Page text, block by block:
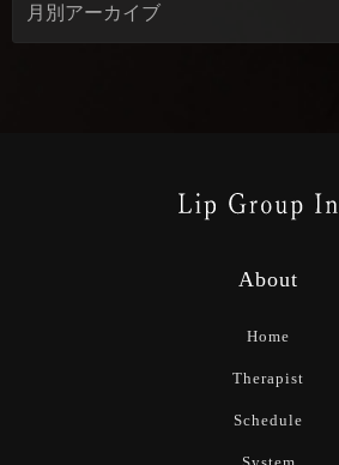
About
Home
Therapist
Schedule